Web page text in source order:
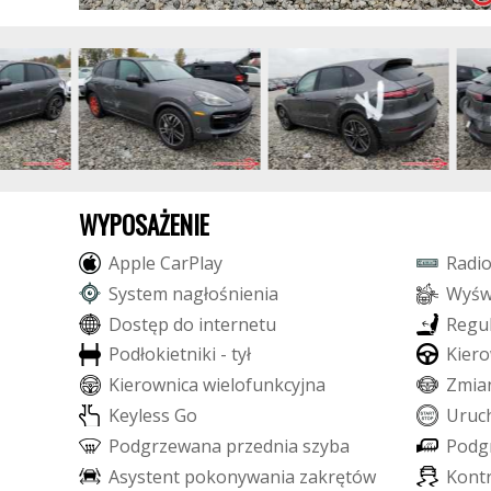
WYPOSAŻENIE
Apple CarPlay Radio
System nagłośnienia Wyś
Dostęp do internetu Regul
Podłokietniki - tył Kiero
Kierownica wielofunkcyjna Zmia
Keyless Go Uruc
Podgrzewana przednia szyba Podg
Asystent pokonywania zakrętów Kont